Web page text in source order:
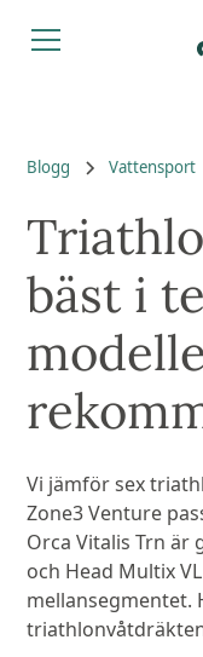
Blogg Vattensport
bäst i
Vi jämför sex
Zone3 Venture
Orca Vitalis Trn
och Head Multix
mellansegmentet.